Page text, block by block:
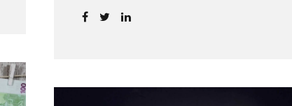
Normativa, che illustra i principali
semestre 2024, con particolare